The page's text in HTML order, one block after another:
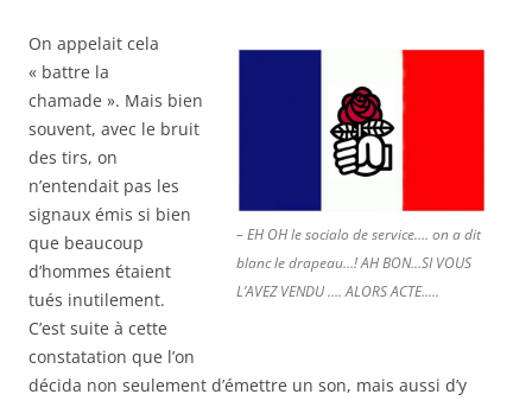
– EH OH le socialo de service…. on a dit
blanc le drapeau…! AH BON…SI VOUS
L’AVEZ VENDU …. ALORS ACTE…..
On appelait cela
« battre la
chamade ». Mais bien
souvent, avec le bruit
des tirs, on
n’entendait pas les
signaux émis si bien
que beaucoup
d’hommes étaient
tués inutilement.
C’est suite à cette
constatation que l’on
décida non seulement d’émettre un son, mais aussi d’y